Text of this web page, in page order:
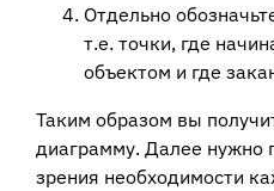
Отдельно
т.е. точки, где
объектом и где
Таким образом вы
диаграмму. Далее нужно
зрения необходимости